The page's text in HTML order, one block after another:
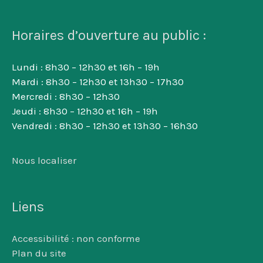
Horaires d’ouverture au public :
Lundi : 8h30 – 12h30 et 16h – 19h
Mardi : 8h30 – 12h30 et 13h30 – 17h30
Mercredi : 8h30 – 12h30
Jeudi : 8h30 – 12h30 et 16h – 19h
Vendredi : 8h30 – 12h30 et 13h30 – 16h30
Nous localiser
Liens
Accessibilité : non conforme
Plan du site